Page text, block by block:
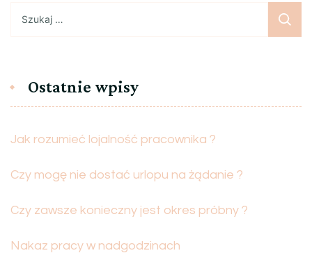
Ostatnie wpisy
Jak rozumieć lojalność pracownika ?
Czy mogę nie dostać urlopu na żądanie ?
Czy zawsze konieczny jest okres próbny ?
Nakaz pracy w nadgodzinach